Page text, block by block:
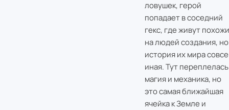
ловушек, герой
попадает в соседний
гекс, где живут
на людей создания, но
история их мира
иная. Тут переплелась
магия и механика, но
это самая ближайшая
ячейка к Земле и